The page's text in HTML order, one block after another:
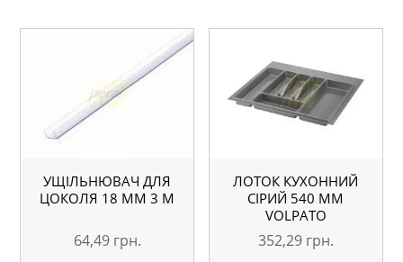
УЩІЛЬНЮВАЧ ДЛЯ
ЦОКОЛЯ 18 ММ 3 М
64,49 грн.
ЛОТОК КУХОННИЙ
СІРИЙ 540 ММ
VOLPATO
352,29 грн.